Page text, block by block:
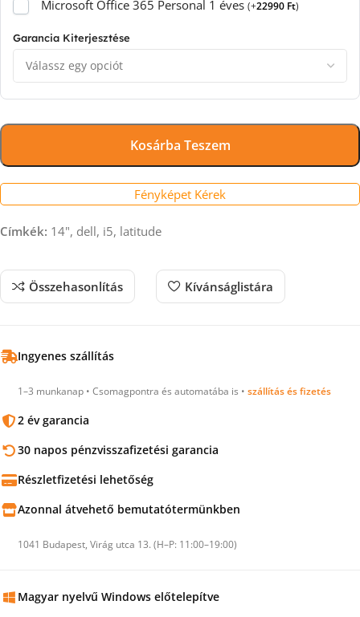
Microsoft Office 365 Personal 1 éves (+22990 Ft)
Garancia Kiterjesztése
Kosárba Teszem
Fényképet Kérek
Címkék: 14", dell, i5, latitude
Összehasonlítás Kívánságlistára
Ingyenes szállítás
1–3 munkanap • Csomagpontra és automatába is • szállítás és fizetés
2 év garancia
30 napos pénzvisszafizetési garancia
Részletfizetési lehetőség
Azonnal átvehető bemutatótermünkben
1041 Budapest, Virág utca 13. (H–P: 11:00–19:00)
Magyar nyelvű Windows előtelepítve